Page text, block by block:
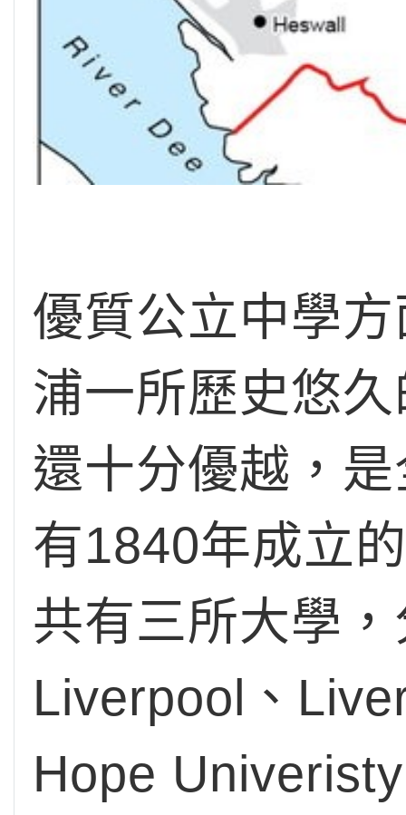
優質公立中學
浦一所歷史悠
還十分優越，
有1840年成立
共有三所大學
Liverpool、
Hope